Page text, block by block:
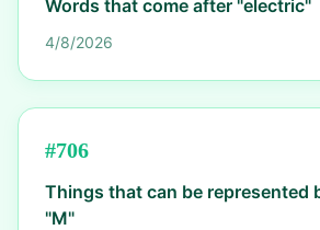
Words that come after "electric"
4/8/2026
#706
Things that can be represented
"M"